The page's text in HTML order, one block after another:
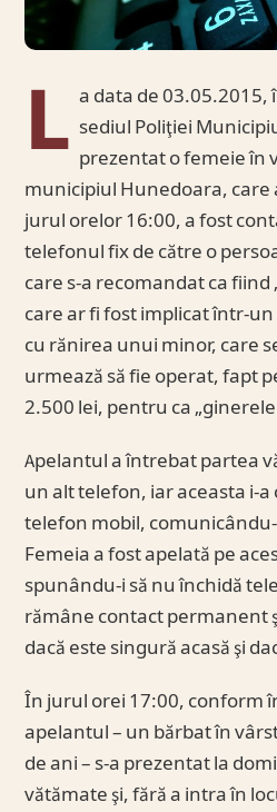
L a data de 03.05.2015,
sediul Poliţiei
prezentat o femeie în
municipiul Hunedoara, care
jurul orelor 16:00, a fost
telefonul fix de către o
care s-a recomandat ca
care ar fi fost implicat într-
cu rănirea unui minor, care
urmează să fie operat, fapt
2.500 lei, pentru ca
Apelantul a întrebat partea
un alt telefon, iar aceasta i-
telefon mobil,
Femeia a fost apelată pe
spunându-i să nu închidă
rămâne contact permanent
dacă este singură acasă şi
În jurul orei 17:00, conform
apelantul – un bărbat în
de ani – s-a prezentat la
vătămate şi, fără a intra în